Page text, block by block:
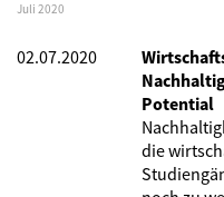
Juli 2020
02.07.2020
Potential
die